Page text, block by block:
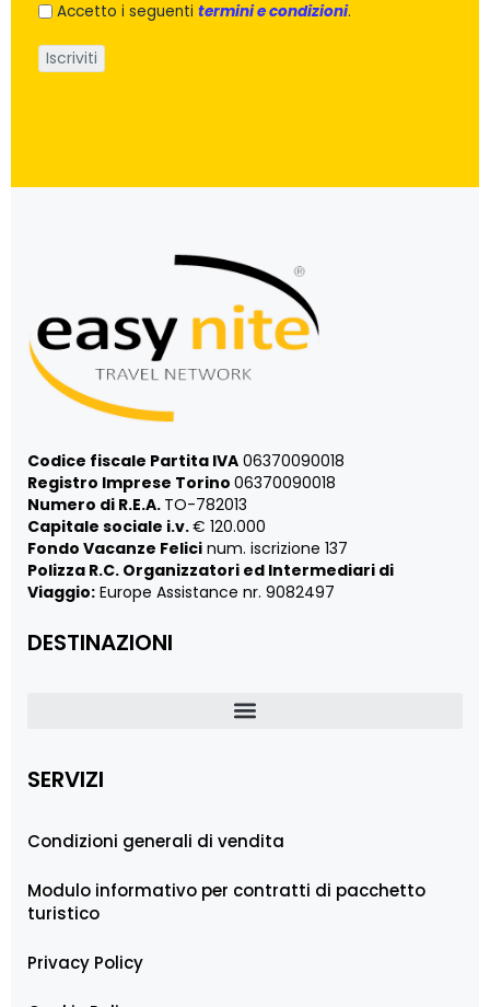
Accetto i seguenti termini e condizioni.
Codice fiscale Partita IVA 06370090018
Registro Imprese Torino 06370090018
Numero di R.E.A. TO-782013
Capitale sociale i.v.€ 120.000
Fondo Vacanze Felici num. iscrizione 137
Polizza R.C. Organizzatori ed Intermediari di
Viaggio: Europe Assistance nr. 9082497
DESTINAZIONI
SERVIZI
Condizioni generali di vendita
Modulo informativo per contratti di pacchetto
turistico
Privacy Policy